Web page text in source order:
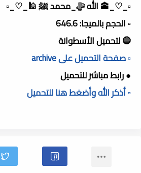
▫️_♡_🕋 الله ﷻ_محمد ﷺ 🕌_♡_▫️
▫️ الحجم بالميجا: 646.6
🔵 لتحميل الأسطوانة
▫️ صفحة التحميل على archive
● رابط مباشر للتحميل
▫️ أذكر الله وأضغط هنا للتحميل